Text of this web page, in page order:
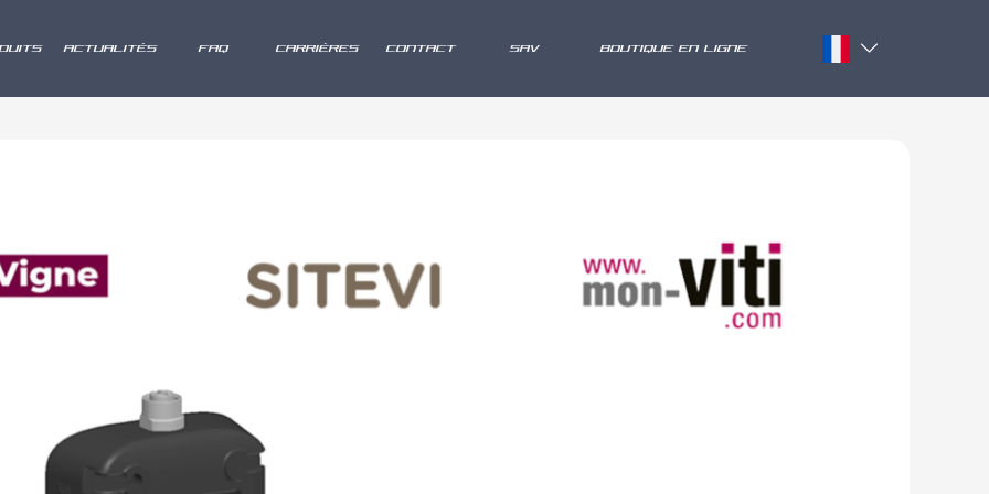
ACTUALITÉS FAQ CARRIÈRES CONTACT SAV BOUTIQUE EN LIGNE